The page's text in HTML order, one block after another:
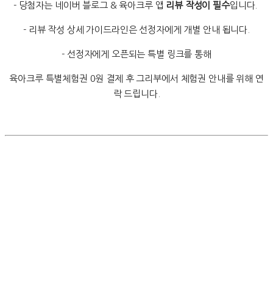
- 당첨자는 네이버 블로그 & 육아크루 앱 리뷰 작성이 필수입니다.
- 리뷰 작성 상세 가이드라인은 선정자에게 개별 안내 됩니다.
- 선정자에게 오픈되는 특별 링크를 통해
육아크루 특별체험권 0원 결제 후 그리부에서 체험권 안내를 위해 연
락 드립니다.